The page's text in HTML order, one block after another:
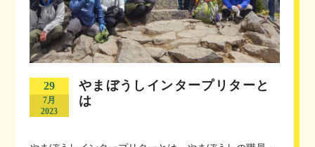
29
7月
2023
やまぼうしインタープリターと
は